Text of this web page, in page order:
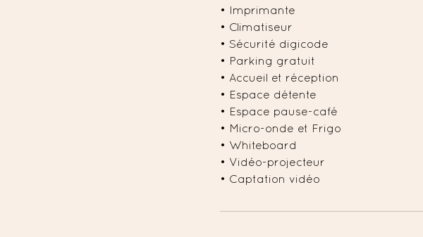
• Imprimante
• Climatiseur
• Sécurité digicode
• Parking gratuit
• Accueil et réception
• Espace détente
• Espace pause-café
• Micro-onde et Frigo
• Whiteboard
• Vidéo-projecteur
• Captation vidéo